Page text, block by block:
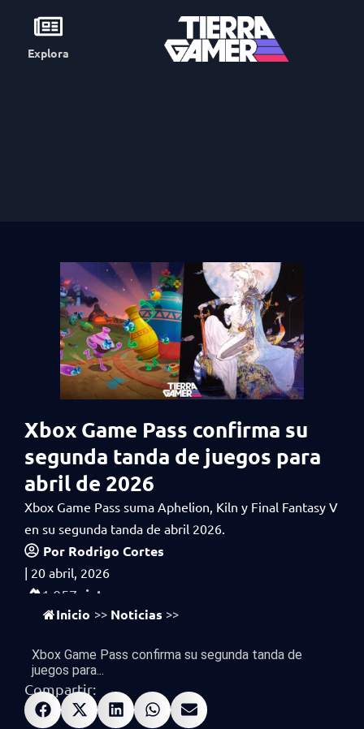
Explora
Xbox Game Pass confirma su
segunda tanda de juegos para
abril de 2026
Xbox Game Pass suma Aphelion, Kiln y Final Fantasy V
en su segunda tanda de abril 2026.
Por Rodrigo Cortes
| 20 abril, 2026
1,057 vistas
Inicio >> Noticias >>
Xbox Game Pass confirma su segunda tanda de
juegos para...
Compartir: